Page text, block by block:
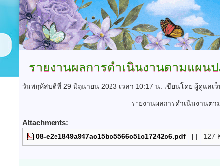
รายงานผลการดำเนินงานตามแผน
วันพฤหัสบดีที่ 29 มิถุนายน 2023 เวลา 10:17 น. เขียนโดย ผู้ดูแลเ
รายงานผลการดำเนินงานต
Attachments:
08-e2e1849a947ac15bc5566c51c17242c6.pdf [ ] 127